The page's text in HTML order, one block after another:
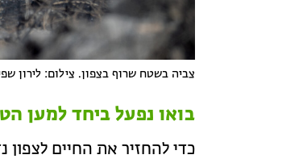
צביה בשטח שרוף בצפון. צילום: לירון
בואו נפעל ביחד למען
כדי להחזיר את החיים